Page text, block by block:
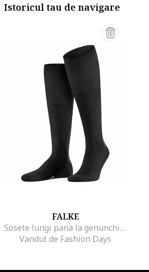
Istoricul tau de navigare
FALKE
Sosete lungi pana la genunchi, Negru
Vandut de Fashion Days